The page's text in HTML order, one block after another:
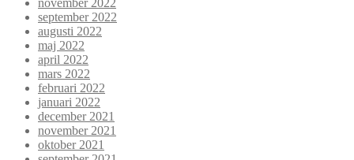
september 2022
augusti 2022
maj 2022
april 2022
mars 2022
februari 2022
januari 2022
december 2021
november 2021
oktober 2021